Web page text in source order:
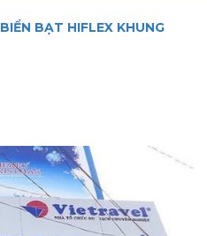
BIỂN BẠT HIFLEX KHUNG